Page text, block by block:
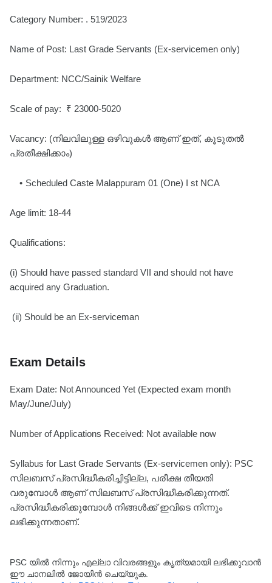
Category Number: . 519/2023
Name of Post: Last Grade Servants (Ex-servicemen only)
Department: NCC/Sainik Welfare
Scale of pay: ₹ 23000-5020
Vacancy: (നിലവിലുള്ള ഒഴിവുകൾ ആണ് ഇത്, കൂടുതൽ
പ്രതീക്ഷിക്കാം)
Scheduled Caste Malappuram 01 (One) I st NCA
Age limit: 18-44
Qualifications:
(i) Should have passed standard VII and should not have
acquired any Graduation.
(ii) Should be an Ex-serviceman
Exam Details
Exam Date: Not Announced Yet (Expected exam month
May/June/July)
Number of Applications Received: Not available now
Syllabus for Last Grade Servants (Ex-servicemen only): PSC
സിലബസ് പ്രസിദ്ധീകരിച്ചിട്ടില്ല, പരീക്ഷ തീയതി
വരുമ്പോൾ ആണ് സിലബസ് പ്രസിദ്ധീകരിക്കുന്നത്.
പ്രസിദ്ധീകരിക്കുമ്പോൾ നിങ്ങൾക്ക് ഇവിടെ നിന്നും
ലഭിക്കുന്നതാണ്.
PSC യിൽ നിന്നും എല്ലാ വിവരങ്ങളും കൃത്യമായി ലഭിക്കുവാൻ
ഈ ചാനലിൽ ജോയിൻ ചെയ്യുക.